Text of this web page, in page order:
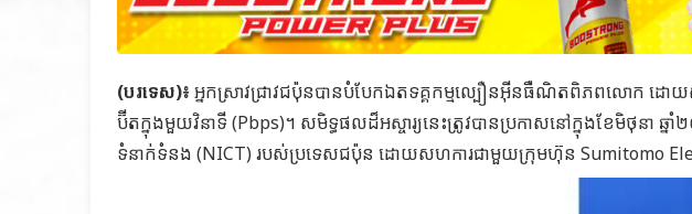
(បរទេស)៖ អ្នកស្រាវជ្រាវជប៉ុនបានបំបែកឯតទគ្គកម្មល្បឿនអ៊ីនធឺណិតពិភពលោក ដោយ
ប៊ីតក្នុងមួយវិនាទី (Pbps)។ សមិទ្ធផលដ៏អស្ចារ្យនេះត្រូវបានប្រកាសនៅក្នុងខែមិថុនា ឆ្នាំ
ទំនាក់ទំនង (NICT) របស់ប្រទេសជប៉ុន ដោយសហការជាមួយក្រុមហ៊ុន Sumitomo